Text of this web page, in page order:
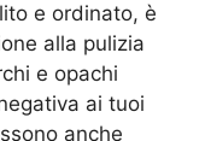
e ordinato, è
alla pulizia
e opachi
ai tuoi
anche